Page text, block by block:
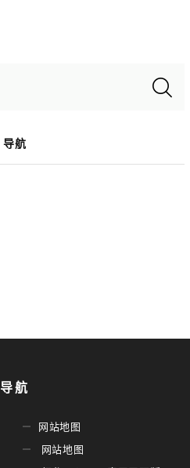
导航
导航
网站地图
网站地图